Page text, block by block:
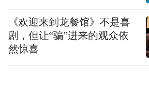
《欢迎来到龙餐馆》不是喜
剧，但让“骗”进来的观众依
然惊喜